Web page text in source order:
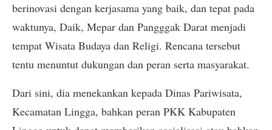
berinovasi dengan kerjasama yang baik, dan tepat pada
waktunya, Daik, Mepar dan Pangggak Darat menjadi
tempat Wisata Budaya dan Religi. Rencana tersebut
tentu menuntut dukungan dan peran serta masyarakat.
Dari sini, dia menekankan kepada Dinas Pariwisata,
Kecamatan Lingga, bahkan peran PKK Kabupaten